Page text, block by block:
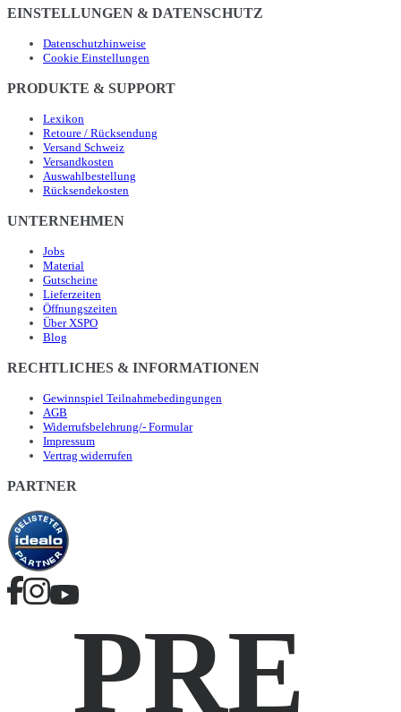
EINSTELLUNGEN & DATENSCHUTZ
Datenschutzhinweise
Cookie Einstellungen
PRODUKTE & SUPPORT
Lexikon
Retoure / Rücksendung
Versand Schweiz
Versandkosten
Auswahlbestellung
Rücksendekosten
UNTERNEHMEN
Jobs
Material
Gutscheine
Lieferzeiten
Öffnungszeiten
Über XSPO
Blog
RECHTLICHES & INFORMATIONEN
Gewinnspiel Teilnahmebedingungen
AGB
Widerrufsbelehrung/- Formular
Impressum
Vertrag widerrufen
PARTNER